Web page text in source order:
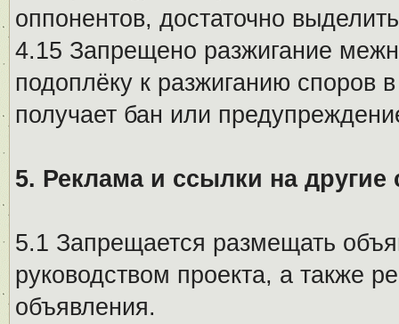
оппонентов, достаточно
4.15 Запрещено разжигание
подоплёку к разжиганию споров
получает бан или
5. Реклама и ссылки на другие
5.1 Запрещается размещать
руководством проекта, а также
объявления.